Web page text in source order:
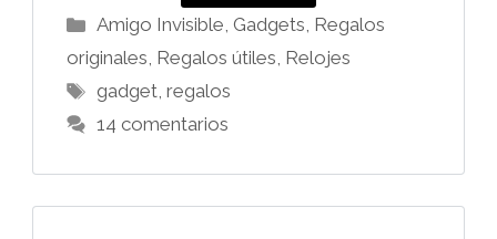
Categorías
Amigo Invisible, Gadgets, Regalos
originales, Regalos útiles, Relojes
Etiquetas
gadget,regalos
14 comentarios